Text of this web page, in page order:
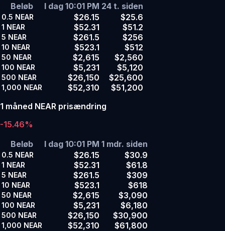
Beløb
I dag 10:01 PM 24 t. siden
0.5 NEAR $26.15 $25.6
1 NEAR $52.31 $51.2
5 NEAR $261.5 $256
10 NEAR $523.1 $512
50 NEAR $2,615 $2,560
100 NEAR $5,231 $5,120
500 NEAR $26,150 $25,600
1,000 NEAR $52,310
$51,200
1 måned NEAR prisændring
-15.46%
Beløb
I dag 10:01 PM 1 mdr. siden
0.5 NEAR $26.15 $30.9
1 NEAR $52.31 $61.8
5 NEAR $261.5 $309
10 NEAR $523.1 $618
50 NEAR $2,615 $3,090
100 NEAR $5,231 $6,180
500 NEAR $26,150 $30,900
1,000 NEAR $52,310
$61,800